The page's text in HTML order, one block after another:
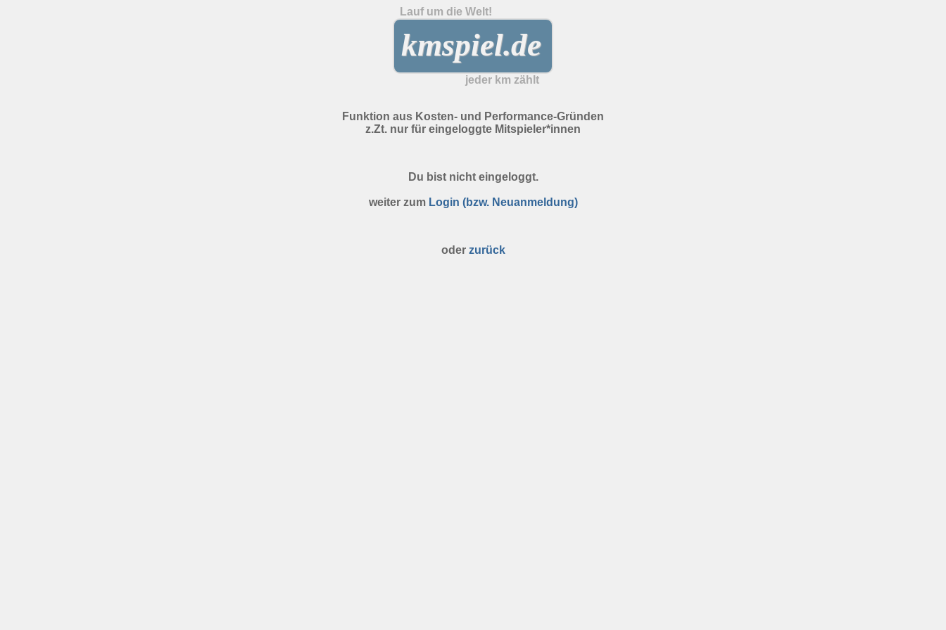
Lauf um die Welt!
kmspiel.de
jeder km zählt
Funktion aus Kosten- und Performance-Gründen
z.Zt. nur für eingeloggte Mitspieler*innen
Du bist nicht eingeloggt.
weiter zum Login (bzw. Neuanmeldung)
oder zurück